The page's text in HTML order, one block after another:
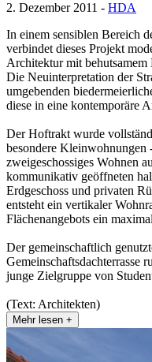
2. Dezember 2011 - HDA
In einem sensiblen Bereich
verbindet dieses Projekt
Architektur mit
Die Neuinterpretation der
umgebenden
diese in eine kontemporäre
Der Hoftrakt wurde
besondere Kleinwohnungen
zweigeschossiges Wohnen
kommunikativ geöffneten
Erdgeschoss und privaten
entsteht ein vertikaler
Flächenangebots ein
Der gemeinschaftlich
Gemeinschaftsdachterrasse
junge Zielgruppe von
(Text: Architekten)
Mehr lesen +